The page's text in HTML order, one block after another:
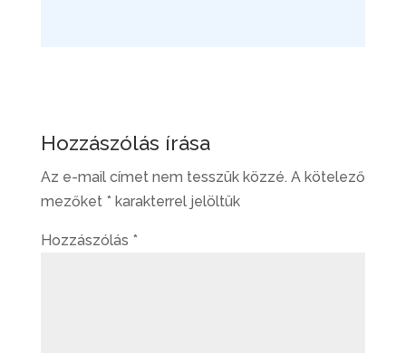
Hozzászólás írása
Az e-mail címet nem tesszük közzé. A kötelező
mezőket *karakterrel jelöltük
Hozzászólás *